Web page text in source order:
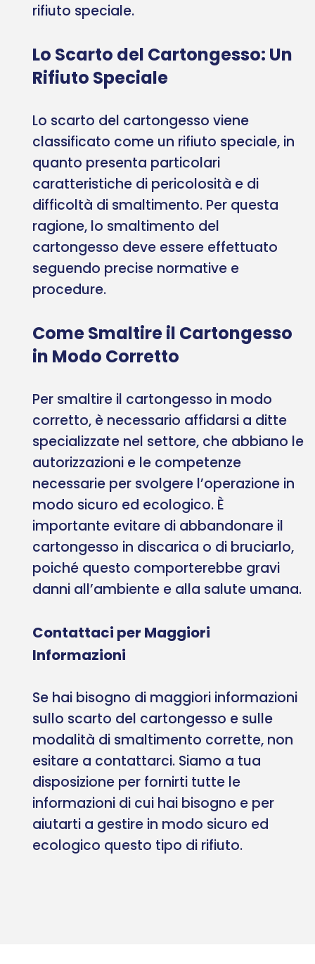
rifiuto speciale.
Lo Scarto del Cartongesso: Un
Rifiuto Speciale
Lo scarto del cartongesso viene
classificato come un rifiuto speciale, in
quanto presenta particolari
caratteristiche di pericolosità e di
difficoltà di smaltimento. Per questa
ragione, lo smaltimento del
cartongesso deve essere effettuato
seguendo precise normative e
procedure.
Come Smaltire il Cartongesso
in Modo Corretto
Per smaltire il cartongesso in modo
corretto, è necessario affidarsi a ditte
specializzate nel settore, che abbiano le
autorizzazioni e le competenze
necessarie per svolgere l’operazione in
modo sicuro ed ecologico. È
importante evitare di abbandonare il
cartongesso in discarica o di bruciarlo,
poiché questo comporterebbe gravi
danni all’ambiente e alla salute umana.
Contattaci per Maggiori
Informazioni
Se hai bisogno di maggiori informazioni
sullo scarto del cartongesso e sulle
modalità di smaltimento corrette, non
esitare a contattarci. Siamo a tua
disposizione per fornirti tutte le
informazioni di cui hai bisogno e per
aiutarti a gestire in modo sicuro ed
ecologico questo tipo di rifiuto.